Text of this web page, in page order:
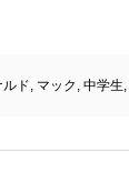
ルド, マック , 中学生,